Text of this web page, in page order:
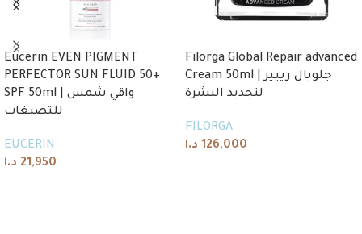
Eucerin EVEN PIGMENT
PERFECTOR SUN FLUID 50+
SPF 50ml | واقي شمس
للتصبغات
EUCERIN
21,950 د.ا
Filorga Global Repair advanced
Cream 50ml | جلوبال ريبير
لتجديد البشرة
FILORGA
126,000 د.ا